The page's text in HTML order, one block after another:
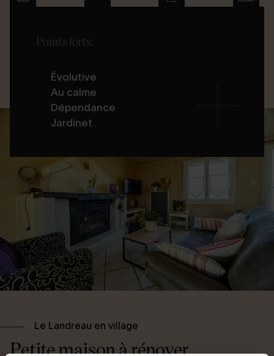
Points forts:
Évolutive
Au calme
Dépendance
Jardinet
Le Landreau en village
Petite maison à rénover